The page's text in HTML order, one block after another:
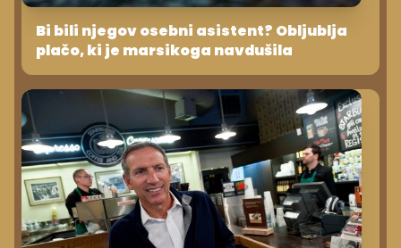
Bi bili njegov osebni asistent? Obljublja
plačo, ki je marsikoga navdušila